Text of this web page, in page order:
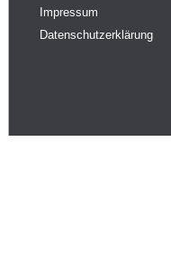
Impressum
Datenschutzerklärung